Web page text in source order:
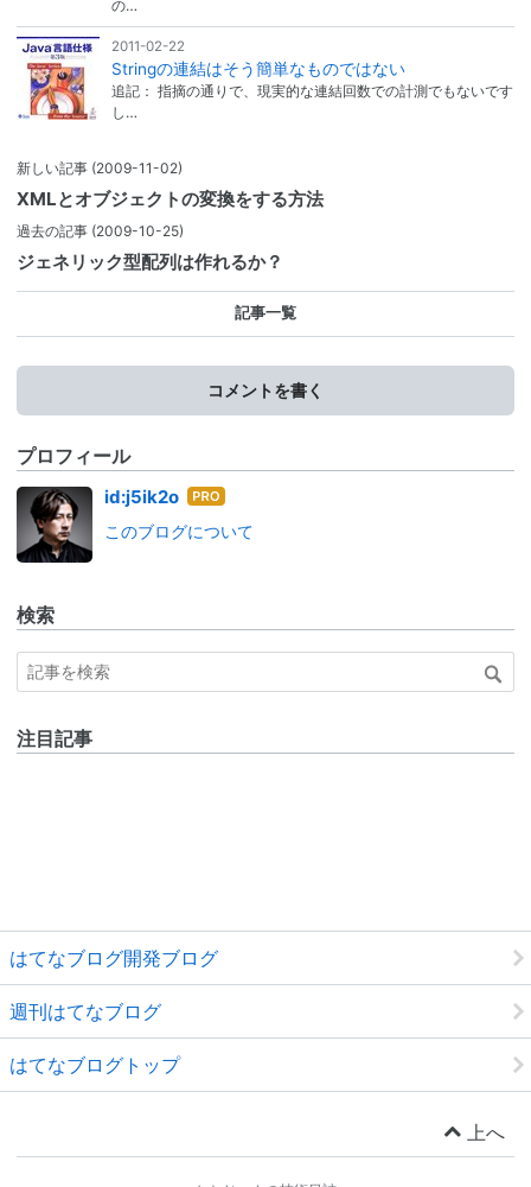
の…
2011-02-22
Stringの連結はそう簡単なものではない
追記： 指摘の通りで、現実的な連結回数での計測でもないです
し…
新しい記事 (2009-11-02)
XMLとオブジェクトの変換をする方法
過去の記事 (2009-10-25)
ジェネリック型配列は作れるか？
記事一覧
コメントを書く
プロフィール
id:j5ik2o はて
ログ
このブログについて
検索
注目記事
はてなブログ開発ブログ
週刊はてなブログ
はてなブログトップ
上へ